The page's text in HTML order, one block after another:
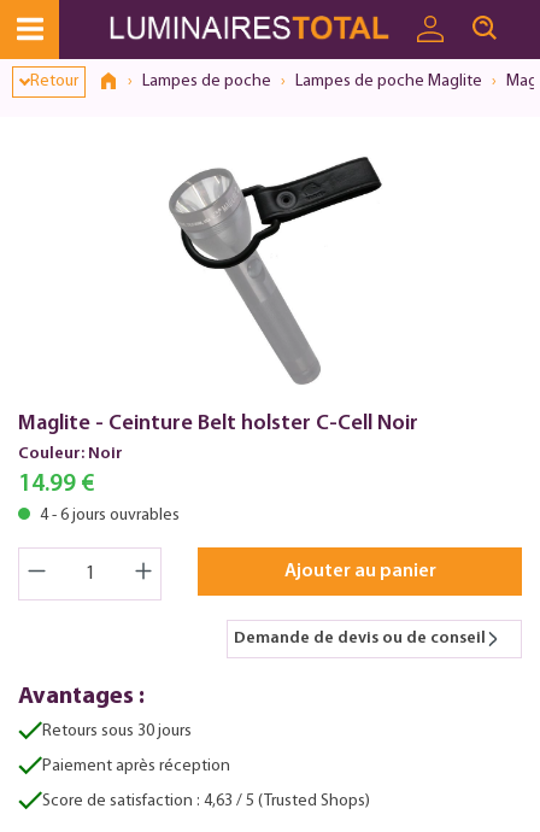
Retour Lampes de poche Lampes de poche Maglite
Maglite - Ceinture Belt holster C-Cell Noir
Couleur: Noir
14.99 €
4 - 6 jours ouvrables
Ajouter au panier
Demande de devis ou de conseil
Avantages :
Retours sous 30 jours
Paiement après réception
Score de satisfaction : 4,63 / 5 (Trusted Shops)